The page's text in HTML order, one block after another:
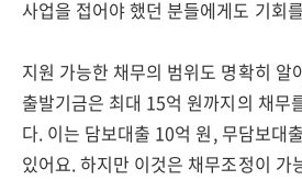
사업을 접어야 했던 분들에게도 기회
지원 가능한 채무의 범위도 명확히 알
출발기금은 최대 15억 원까지의 채무
다. 이는 담보대출 10억 원, 무담보대
있어요. 하지만 이것은 채무조정이 가